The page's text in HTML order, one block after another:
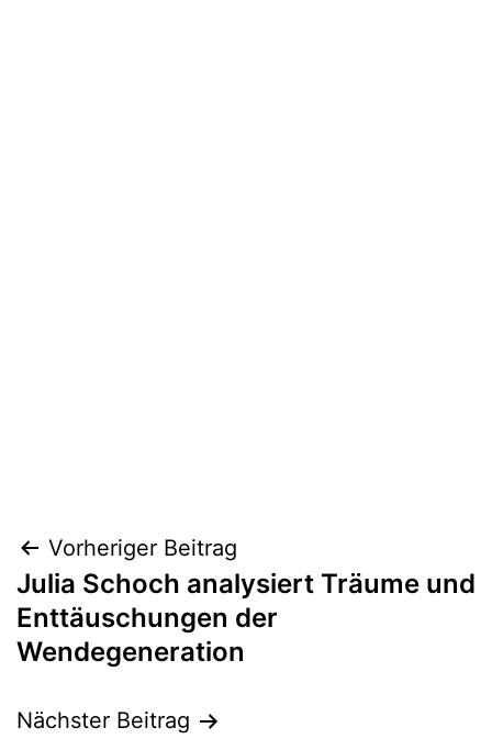
Beitragsnavigation
Vorheriger Beitrag
Julia Schoch analysiert Träume und
Enttäuschungen der
Wendegeneration
Nächster Beitrag